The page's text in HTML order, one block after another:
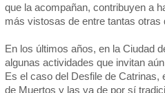
que la acompañan, contribuyen a
más vistosas de entre tantas otras
En los últimos años, en la Ciudad
algunas actividades que invitan
Es el caso del Desfile de Catrinas,
de Muertos y las ya de por sí